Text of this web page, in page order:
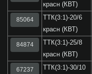
красн (КВТ)
85064
ТТК(3:1)-20/6
красн (КВТ)
84874
ТТК(3:1)-25/8
красн (КВТ)
67237
ТТК(3:1)-30/10